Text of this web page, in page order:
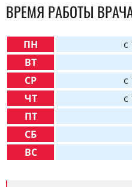
ВРЕМЯ РАБОТЫ
ПН
ВТ
СР
ЧТ
ПТ
СБ
ВС
c
c
c